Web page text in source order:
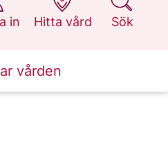
in
Hitta vård
Sök
vården